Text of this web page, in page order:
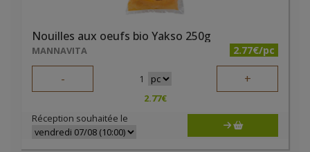
Nouilles aux oeufs bio Yakso 250g
MANNAVITA 2.77€/pc
- 1 +
2.77€
Réception souhaitée le